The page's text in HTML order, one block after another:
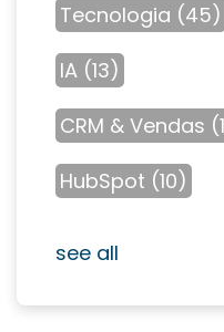
Tecnologia (45)
IA (13)
CRM & Vendas
HubSpot (10)
see all